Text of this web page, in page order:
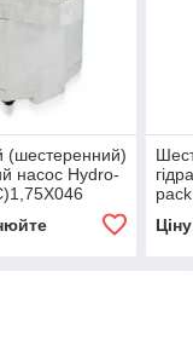
(шестеренний)
насос Hydro-